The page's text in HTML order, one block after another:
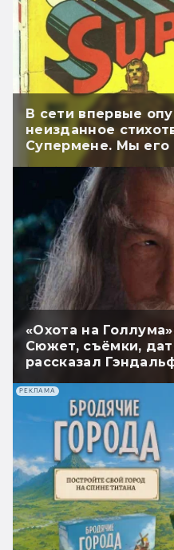
В сети впервые
неизданное
Супермене. Мы его
«Охота на
Сюжет, съёмки,
рассказал
РЕКЛАМА